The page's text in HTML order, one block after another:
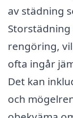
av städning
rengöring,
ofta ingår
Det kan
och